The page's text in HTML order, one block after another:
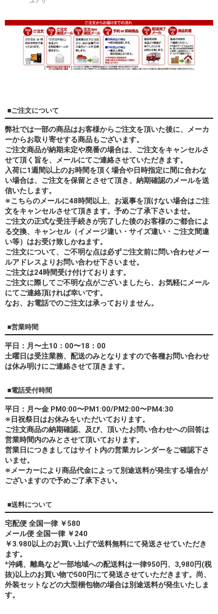
■ご注文について
弊社では一部の商品はお客様からご注文を頂いた後に、メーカ
ーからお取り寄せする商品もございます。
ご注文商品が納期未定や廃番の場合は、ご注文をキャンセルさ
せて頂く旨を、メールにてご連絡させていただきます。
入荷に1週間以上のお時間を頂く場合や日時指定に間に合わな
い場合は、ご注文を保留とさせて頂き、納期確認のメールを送
信いたします。
※こちらのメールに48時間以上、お返事を頂けない場合はご注
文をキャンセルさせて頂きます。予めご了承下さいませ。
ご注文の正式な受注手続きが完了した後のお客様のご都合によ
る交換、キャンセル（イメージ違い・サイズ違い・ご注文間違
い等）はお受け致しかねます。
ご注文について、ご不明な点は必ずご注文前に問い合わせメー
ルアドレスよりお問い合わせ下さいませ。
ご注文は24時間受け付けております。
ご注文に際してご不明な点がございましたら、お気軽にメール
にてご連絡頂ければ幸いです。
なお、 お電話でのご注文は承っておりません。
■営業時間
平日：月〜土10：00〜18：00
土曜日は受注業務、配送のみとなりますので各種お問い合わせ
は休み明けにご連絡させて頂きます。
■電話受付時間
平日：月〜金 PM0:00〜PM1:00/PM2:00〜PM4:30
※日祝祭日はお休みをいただいております。
ご注文商品の納期確認、及び、頂いたお問い合わせへの回答は
営業時間内のみとさせて頂いております。
営業日につきましてはサイト内の営業カレンダーをご確認下さ
いませ。
※メーカーにより商品代金によって別途送料が発生する場合が
ございますので予めご了承下さい。
■送料について
宅配便 全国一律 ￥580
メール便 全国一律 ￥240
￥3.980以上のお買い上げで送料無料にて発送させていただき
ます。
*沖縄、離島など一部地域への配送料は一律950円、3,980円(税
抜)以上のお買い物で500円にて発送させていただきます。尚、
外装セットなどの大型梱包物の場合は別途送料が発生いたしま
す。